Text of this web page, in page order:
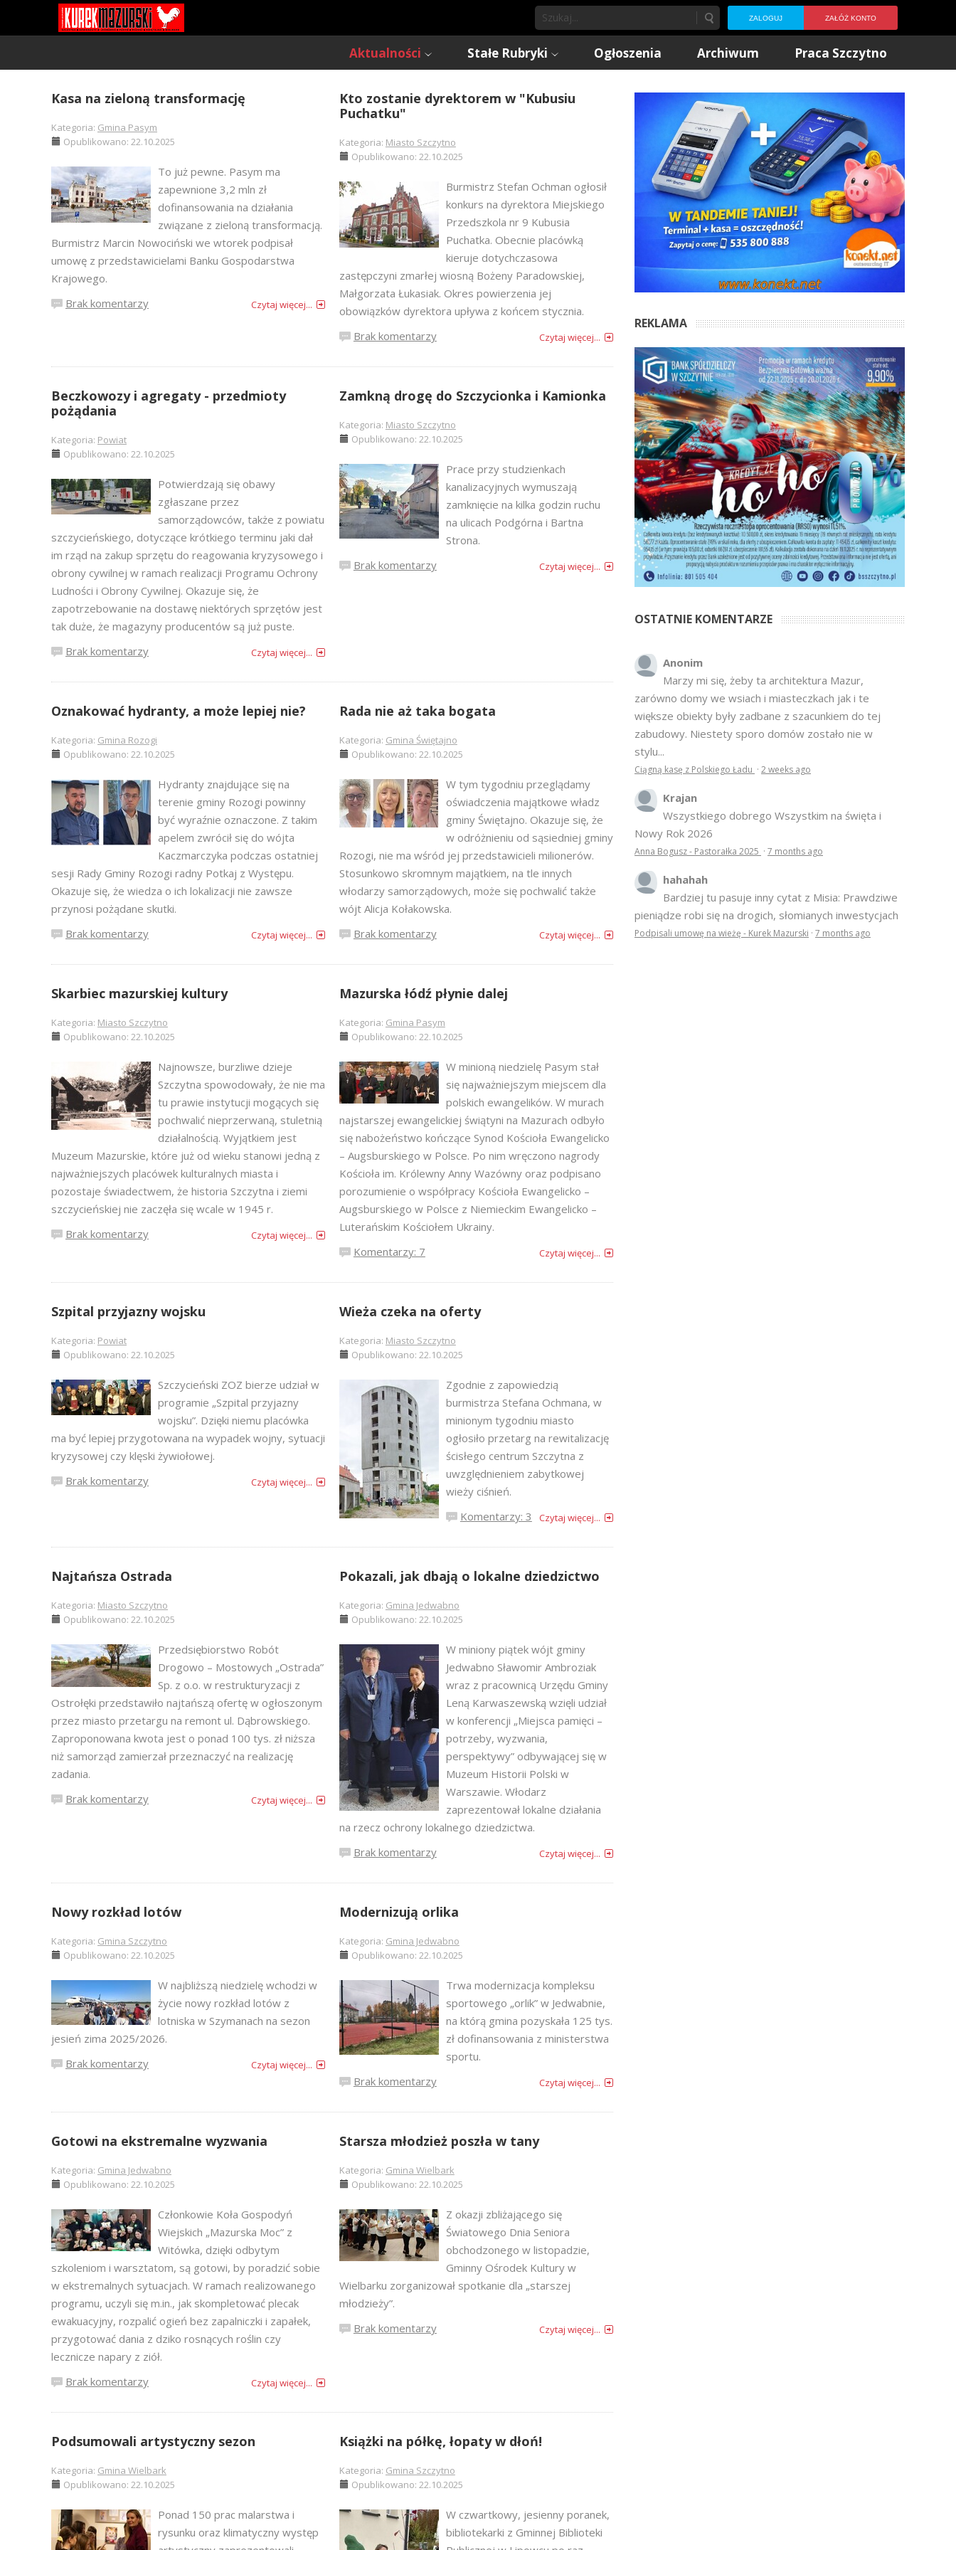
ZALOGUJ ZAŁÓŻ KONTO
Aktualności Stałe Rubryki Ogłoszenia Archiwum Praca Szczytno
Kasa na zieloną transformację
Kategoria: Gmina Pasym
Opublikowano: 22.10.2025
To już pewne. Pasym ma
zapewnione 3,2 mln zł
dofinansowania na działania
związane z zieloną transformacją.
Burmistrz Marcin Nowociński we wtorek podpisał
umowę z przedstawicielami Banku Gospodarstwa
Krajowego.
Brak komentarzy
Czytaj więcej...
Kto zostanie dyrektorem w "Kubusiu
Puchatku"
Kategoria: Miasto Szczytno
Opublikowano: 22.10.2025
Burmistrz Stefan Ochman ogłosił
konkurs na dyrektora Miejskiego
Przedszkola nr 9 Kubusia
Puchatka. Obecnie placówką
kieruje dotychczasowa
zastępczyni zmarłej wiosną Bożeny Paradowskiej,
Małgorzata Łukasiak. Okres powierzenia jej
obowiązków dyrektora upływa z końcem stycznia.
Brak komentarzy
Czytaj więcej...
Beczkowozy i agregaty - przedmioty
pożądania
Kategoria: Powiat
Opublikowano: 22.10.2025
Potwierdzają się obawy
zgłaszane przez
samorządowców, także z powiatu
szczycieńskiego, dotyczące krótkiego terminu jaki dał
im rząd na zakup sprzętu do reagowania kryzysowego i
obrony cywilnej w ramach realizacji Programu Ochrony
Ludności i Obrony Cywilnej. Okazuje się, że
zapotrzebowanie na dostawę niektórych sprzętów jest
tak duże, że magazyny producentów są już puste.
Brak komentarzy
Czytaj więcej...
Zamkną drogę do Szczycionka i Kamionka
Kategoria: Miasto Szczytno
Opublikowano: 22.10.2025
Prace przy studzienkach
kanalizacyjnych wymuszają
zamknięcie na kilka godzin ruchu
na ulicach Podgórna i Bartna
Strona.
Brak komentarzy
Czytaj więcej...
Oznakować hydranty, a może lepiej nie?
Kategoria: Gmina Rozogi
Opublikowano: 22.10.2025
Hydranty znajdujące się na
terenie gminy Rozogi powinny
być wyraźnie oznaczone. Z takim
apelem zwrócił się do wójta
Kaczmarczyka podczas ostatniej
sesji Rady Gminy Rozogi radny Potkaj z Występu.
Okazuje się, że wiedza o ich lokalizacji nie zawsze
przynosi pożądane skutki.
Brak komentarzy
Czytaj więcej...
Rada nie aż taka bogata
Kategoria: Gmina Świętajno
Opublikowano: 22.10.2025
W tym tygodniu przeglądamy
oświadczenia majątkowe władz
gminy Świętajno. Okazuje się, że
w odróżnieniu od sąsiedniej gminy
Rozogi, nie ma wśród jej przedstawicieli milionerów.
Stosunkowo skromnym majątkiem, na tle innych
włodarzy samorządowych, może się pochwalić także
wójt Alicja Kołakowska.
Brak komentarzy
Czytaj więcej...
Skarbiec mazurskiej kultury
Kategoria: Miasto Szczytno
Opublikowano: 22.10.2025
Najnowsze, burzliwe dzieje
Szczytna spowodowały, że nie ma
tu prawie instytucji mogących się
pochwalić nieprzerwaną, stuletnią
działalnością. Wyjątkiem jest
Muzeum Mazurskie, które już od wieku stanowi jedną z
najważniejszych placówek kulturalnych miasta i
pozostaje świadectwem, że historia Szczytna i ziemi
szczycieńskiej nie zaczęła się wcale w 1945 r.
Brak komentarzy
Czytaj więcej...
Mazurska łódź płynie dalej
Kategoria: Gmina Pasym
Opublikowano: 22.10.2025
W minioną niedzielę Pasym stał
się najważniejszym miejscem dla
polskich ewangelików. W murach
najstarszej ewangelickiej świątyni na Mazurach odbyło
się nabożeństwo kończące Synod Kościoła Ewangelicko
– Augsburskiego w Polsce. Po nim wręczono nagrody
Kościoła im. Królewny Anny Wazówny oraz podpisano
porozumienie o współpracy Kościoła Ewangelicko –
Augsburskiego w Polsce z Niemieckim Ewangelicko –
Luterańskim Kościołem Ukrainy.
Komentarzy: 7
Czytaj więcej...
Szpital przyjazny wojsku
Kategoria: Powiat
Opublikowano: 22.10.2025
Szczycieński ZOZ bierze udział w
programie „Szpital przyjazny
wojsku”. Dzięki niemu placówka
ma być lepiej przygotowana na wypadek wojny, sytuacji
kryzysowej czy klęski żywiołowej.
Brak komentarzy
Czytaj więcej...
Wieża czeka na oferty
Kategoria: Miasto Szczytno
Opublikowano: 22.10.2025
Zgodnie z zapowiedzią
burmistrza Stefana Ochmana, w
minionym tygodniu miasto
ogłosiło przetarg na rewitalizację
ścisłego centrum Szczytna z
uwzględnieniem zabytkowej
wieży ciśnień.
Komentarzy: 3
Czytaj więcej...
Najtańsza Ostrada
Kategoria: Miasto Szczytno
Opublikowano: 22.10.2025
Przedsiębiorstwo Robót
Drogowo – Mostowych „Ostrada”
Sp. z o.o. w restrukturyzacji z
Ostrołęki przedstawiło najtańszą ofertę w ogłoszonym
przez miasto przetargu na remont ul. Dąbrowskiego.
Zaproponowana kwota jest o ponad 100 tys. zł niższa
niż samorząd zamierzał przeznaczyć na realizację
zadania.
Brak komentarzy
Czytaj więcej...
Pokazali, jak dbają o lokalne dziedzictwo
Kategoria: Gmina Jedwabno
Opublikowano: 22.10.2025
W miniony piątek wójt gminy
Jedwabno Sławomir Ambroziak
wraz z pracownicą Urzędu Gminy
Leną Karwaszewską wzięli udział
w konferencji „Miejsca pamięci –
potrzeby, wyzwania,
perspektywy” odbywającej się w
Muzeum Historii Polski w
Warszawie. Włodarz
zaprezentował lokalne działania
na rzecz ochrony lokalnego dziedzictwa.
Brak komentarzy
Czytaj więcej...
Nowy rozkład lotów
Kategoria: Gmina Szczytno
Opublikowano: 22.10.2025
W najbliższą niedzielę wchodzi w
życie nowy rozkład lotów z
lotniska w Szymanach na sezon
jesień zima 2025/2026.
Brak komentarzy
Czytaj więcej...
Modernizują orlika
Kategoria: Gmina Jedwabno
Opublikowano: 22.10.2025
Trwa modernizacja kompleksu
sportowego „orlik” w Jedwabnie,
na którą gmina pozyskała 125 tys.
zł dofinansowania z ministerstwa
sportu.
Brak komentarzy
Czytaj więcej...
Gotowi na ekstremalne wyzwania
Kategoria: Gmina Jedwabno
Opublikowano: 22.10.2025
Członkowie Koła Gospodyń
Wiejskich „Mazurska Moc” z
Witówka, dzięki odbytym
szkoleniom i warsztatom, są gotowi, by poradzić sobie
w ekstremalnych sytuacjach. W ramach realizowanego
programu, uczyli się m.in., jak skompletować plecak
ewakuacyjny, rozpalić ogień bez zapalniczki i zapałek,
przygotować dania z dziko rosnących roślin czy
lecznicze napary z ziół.
Brak komentarzy
Czytaj więcej...
Starsza młodzież poszła w tany
Kategoria: Gmina Wielbark
Opublikowano: 22.10.2025
Z okazji zbliżającego się
Światowego Dnia Seniora
obchodzonego w listopadzie,
Gminny Ośrodek Kultury w
Wielbarku zorganizował spotkanie dla „starszej
młodzieży”.
Brak komentarzy
Czytaj więcej...
Podsumowali artystyczny sezon
Kategoria: Gmina Wielbark
Opublikowano: 22.10.2025
Ponad 150 prac malarstwa i
rysunku oraz klimatyczny występ
Książki na półkę, łopaty w dłoń!
Kategoria: Gmina Szczytno
Opublikowano: 22.10.2025
W czwartkowy, jesienny poranek,
bibliotekarki z Gminnej Biblioteki
REKLAMA
OSTATNIE KOMENTARZE
Anonim
Marzy mi się, żeby ta architektura Mazur,
zarówno domy we wsiach i miasteczkach jak i te
większe obiekty były zadbane z szacunkiem do tej
zabudowy. Niestety sporo domów zostało nie w
stylu...
Ciągną kasę z Polskiego Ładu · 2 weeks ago
Krajan
Wszystkiego dobrego Wszystkim na święta i
Nowy Rok 2026
Anna Bogusz - Pastorałka 2025 · 7 months ago
hahahah
Bardziej tu pasuje inny cytat z Misia: Prawdziwe
pieniądze robi się na drogich, słomianych inwestycjach
Podpisali umowę na wieżę - Kurek Mazurski · 7 months ago